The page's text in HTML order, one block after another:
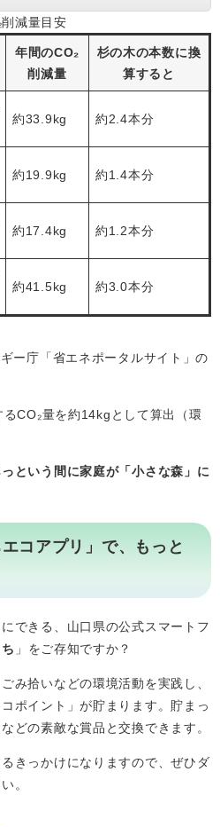
削減量目安
年間のCO₂
削減量
杉の木の本数に換
算すると
約33.9kg 約2.4本分
約19.9kg 約1.4本分
約17.4kg 約1.2本分
約41.5kg 約3.0本分
ー庁「省エネポータルサイト」の
CO₂量を約14kgとして算出（環
という間に家庭が「小さな森」に
コアプリ」で、もっと
できる、山口県の公式スマートフ
」をご存知ですか？
み拾いなどの環境活動を実践し、
ポイント」が貯まります。貯まっ
どの素敵な賞品と交換できます。
きっかけになりますので、ぜひダ
。